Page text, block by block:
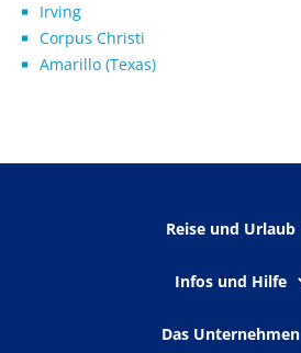
Irving
Corpus Christi
Amarillo (Texas)
Reise und Urlaub
Infos und Hilfe
Das Unternehmen